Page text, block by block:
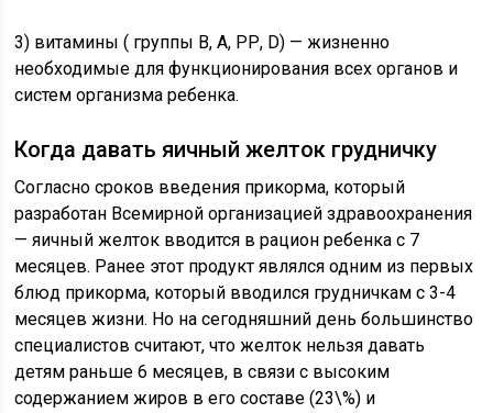
3) витамины ( группы В, А, РР, D) — жизненно
необходимые для функционирования всех органов и
систем организма ребенка.
Когда давать яичный желток грудничку
Согласно сроков введения прикорма, который
разработан Всемирной организацией здравоохранения
— яичный желток вводится в рацион ребенка с 7
месяцев. Ранее этот продукт являлся одним из первых
блюд прикорма, который вводился грудничкам с 3-4
месяцев жизни. Но на сегодняшний день большинство
специалистов считают, что желток нельзя давать
детям раньше 6 месяцев, в связи с высоким
содержанием жиров в его составе (23\%) и